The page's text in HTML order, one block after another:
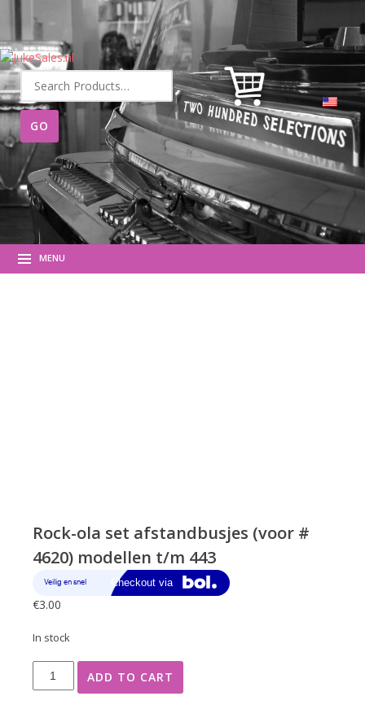
Search
for:
MENU
Rock-ola set afstandbusjes (voor #
4620) modellen t/m 443
€3.00
In stock
Rock-
ola
ADD TO CART